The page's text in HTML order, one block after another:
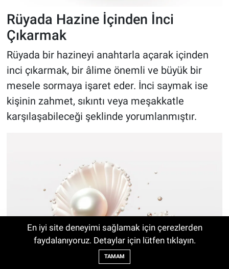
Rüyada Hazine İçinden İnci
Çıkarmak
Rüyada bir hazineyi anahtarla açarak içinden
inci çıkarmak, bir âlime önemli ve büyük bir
mesele sormaya işaret eder. İnci saymak ise
kişinin zahmet, sıkıntı veya meşakkatle
karşılaşabileceği şeklinde yorumlanmıştır.
En iyi site deneyimi sağlamak için çerezlerden
faydalanıyoruz. Detaylar için lütfen tıklayın.
TAMAM
Audi Ağustos 2026 Fiyat Listesi
Açıklandı! İşte A3, A5, A6, Q Serisi ve e-
tron Modellerinin Güncel Fiyatları